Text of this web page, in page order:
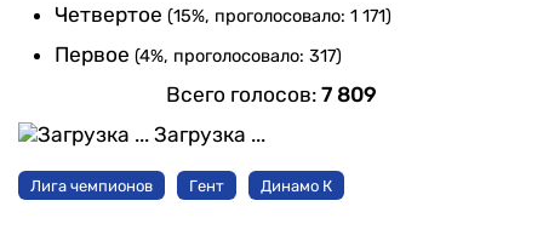
Четвертое (15%, проголосовало: 1 171)
Первое (4%, проголосовало: 317)
Всего голосов: 7 809
Загрузка ...
Лига чемпионов Гент Динамо К